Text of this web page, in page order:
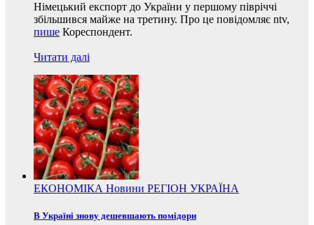
Німецький експорт до України у першому півріччі
збільшився майже на третину. Про це повідомляє ntv,
пише Кореспондент.
Читати далі
ЕКОНОМІКА Новини РЕГІОН УКРАЇНА
В Україні знову дешевшають помідори